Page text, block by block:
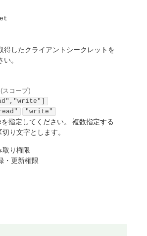
得したクライアントシークレットを
。
(スコープ)
"write"
指定してください。 複数指定する
切り文字とします。
取り権限
・更新権限